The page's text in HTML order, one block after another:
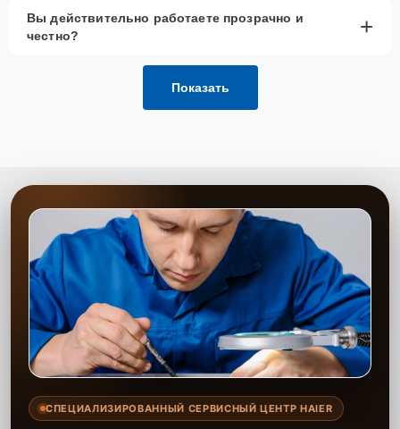
Вы действительно работаете прозрачно и
честно?
+
Показать
СПЕЦИАЛИЗИРОВАННЫЙ СЕРВИСНЫЙ ЦЕНТР HAIER